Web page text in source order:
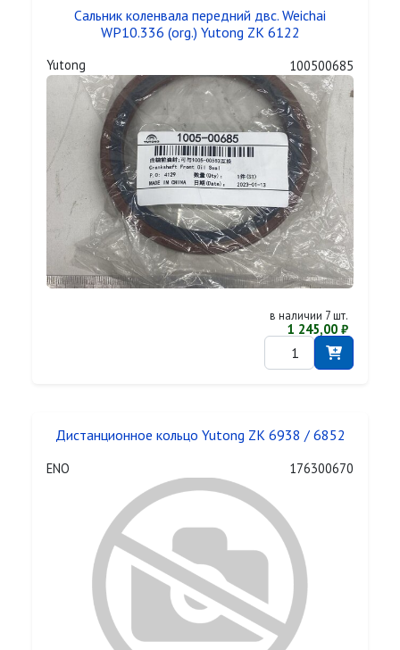
Сальник коленвала передний двс. Weichai
WP10.336 (org.) Yutong ZK 6122
Yutong 100500685
в наличии 7 шт.
1 245,00 ₽
Дистанционное кольцо Yutong ZK 6938 / 6852
ENO 176300670